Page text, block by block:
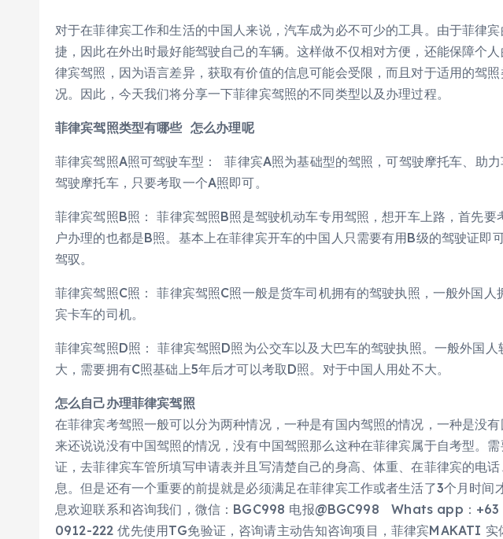
对于在菲律宾工作和生活的中国人来说，汽车成为必不可少的工具。由于菲律
捷，因此在外出时最好能驾驶自己的车辆。这样做不仅相对方便，还能保障个
律宾驾照，因为语言差异，获取有价值的信息可能会受限，而且对于适用的驾
况。因此，今天我们将分享一下菲律宾驾照的不同类型以及办理过程。
菲律宾驾照类型有哪些 怎么办理呢
菲律宾驾照A照可驾驶车型： 菲律宾A照为基础型的驾照，可驾驶摩托车、助
驾驶摩托车，只要考取一个A照即可。
菲律宾驾照B照： 菲律宾驾照B照是驾驶机动车专用驾照，想开车上路，首先要
户办理的也都是B照。基本上在菲律宾开车的中国人只需要有用B级的驾驶证即
驾驭。
菲律宾驾照C照： 菲律宾驾照C照一般是货车司机拥有的驾驶执照，一般外国
宾卡车的司机。
菲律宾驾照D照： 菲律宾驾照D照为公交车以及大巴车的驾驶执照。一般外国
大，需要拥有C照基础上5年后才可以考取D照。对于中国人用处不大。
怎么自己办理菲律宾驾照
在菲律宾考驾照一般可以分为两种情况，一种是有国内驾照的情况，一种是没
来还说说没有中国驾照的情况，没有中国驾照那么这种在菲律宾属于自考型。
证，去菲律宾车管所填写申请表并且写清楚自己的身高、体重、在菲律宾的电
息。但是还有一个重要的前提就是必须满足在菲律宾工作或者生活了3个月时间
息欢迎联系和咨询我们，微信：BGC998 电报@BGC998 Whats app：
0912-222 优先使用TG免验证，咨询请主动告知咨询项目，菲律宾MAKATI 实